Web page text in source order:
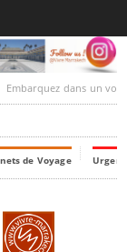
Embarquez dans un voyage culturel dans le
de Voyage